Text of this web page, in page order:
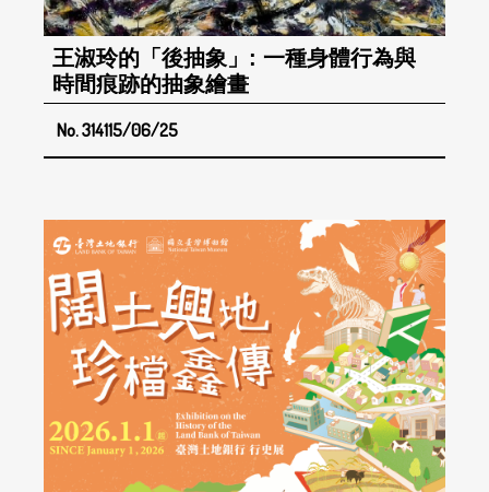
王淑玲的「後抽象」: 一種身體行為與
時間痕跡的抽象繪畫
No. 314115/06/25